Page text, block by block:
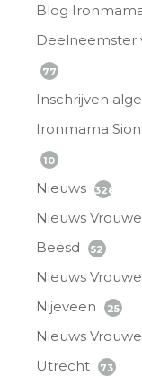
Blog
Deelneemster
77
Inschrijven
Ironmama
10
Nieuws 328
Nieuws
Beesd
52
Nieuws
Nijeveen
25
Nieuws
Utrecht
73